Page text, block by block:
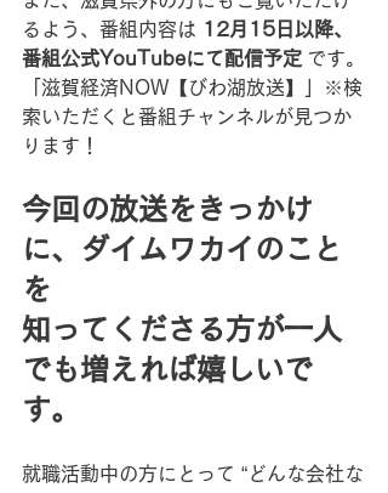
るよう、番組内容は 12月15日以降、
番組公式YouTubeにて配信予定 です。
「滋賀経済NOW【びわ湖放送】」※検
索いただくと番組チャンネルが見つか
ります！
今回の放送をきっかけ
に、ダイムワカイのこと
を
知ってくださる方が一人
でも増えれば嬉しいで
す。
就職活動中の方にとって “どんな会社な